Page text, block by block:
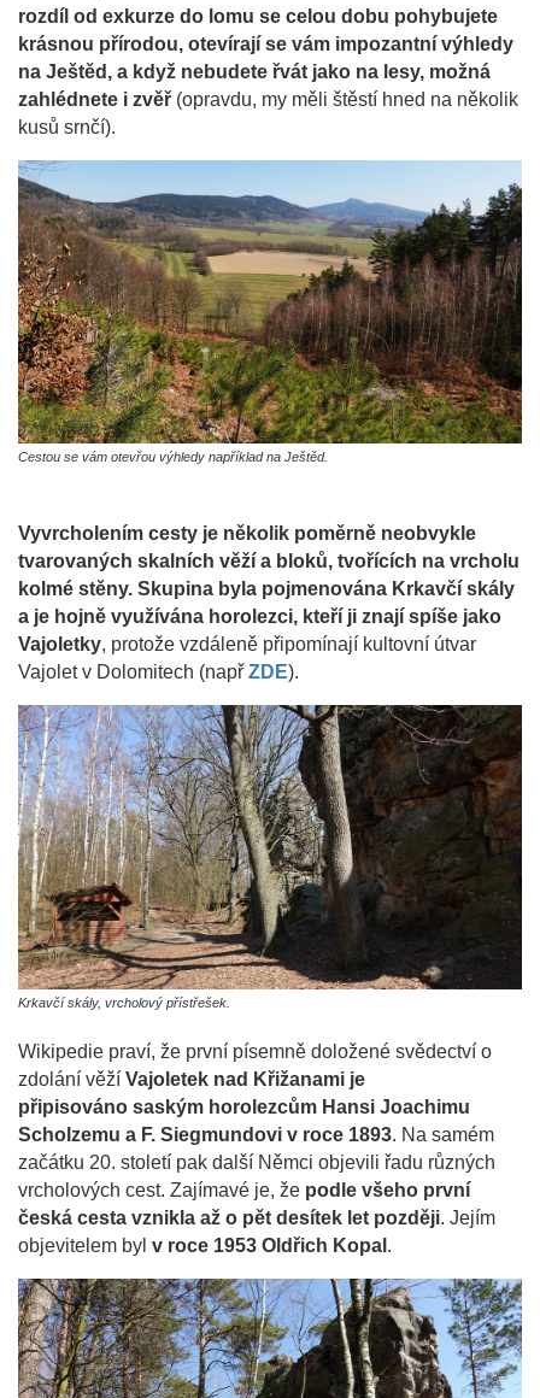
rozdíl od exkurze do lomu se celou dobu pohybujete
krásnou přírodou, otevírají se vám impozantní výhledy
na Ještěd, a když nebudete řvát jako na lesy, možná
zahlédnete i zvěř (opravdu, my měli štěstí hned na několik
kusů srnčí).
Cestou se vám otevřou výhledy například na Ještěd.
Vyvrcholením cesty je několik poměrně neobvykle
tvarovaných skalních věží a bloků, tvořících na vrcholu
kolmé stěny. Skupina byla pojmenována Krkavčí skály
a je hojně využívána horolezci, kteří ji znají spíše jako
Vajoletky, protože vzdáleně připomínají kultovní útvar
Vajolet v Dolomitech (např ZDE).
Krkavčí skály, vrcholový přístřešek.
Wikipedie praví, že první písemně doložené svědectví o
zdolání věží Vajoletek nad Křižanami je
připisováno saským horolezcům Hansi Joachimu
Scholzemu a F. Siegmundovi v roce 1893. Na samém
začátku 20. století pak další Němci objevili řadu různých
vrcholových cest. Zajímavé je, že podle všeho první
česká cesta vznikla až o pět desítek let později. Jejím
objevitelem byl v roce 1953 Oldřich Kopal .